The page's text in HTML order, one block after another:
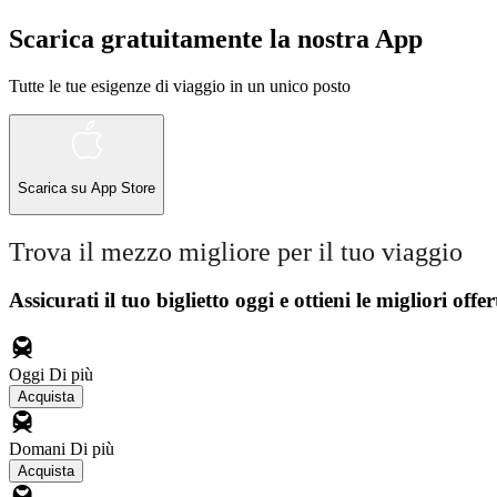
Scarica gratuitamente la nostra App
Tutte le tue esigenze di viaggio in un unico posto
Scarica su App Store
Trova il mezzo migliore per il tuo viaggio
Assicurati il ​​tuo biglietto oggi e ottieni le migliori
Oggi Di più
Acquista
Domani Di più
Acquista